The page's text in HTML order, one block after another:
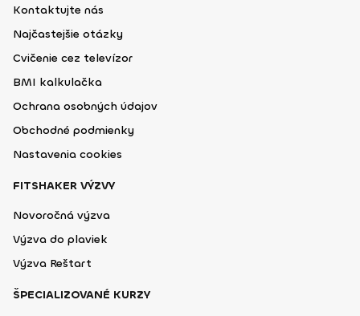
Kontaktujte nás
Najčastejšie otázky
Cvičenie cez televízor
BMI kalkulačka
Ochrana osobných údajov
Obchodné podmienky
Nastavenia cookies
FITSHAKER VÝZVY
Novoročná výzva
Výzva do plaviek
Výzva Reštart
ŠPECIALIZOVANÉ KURZY